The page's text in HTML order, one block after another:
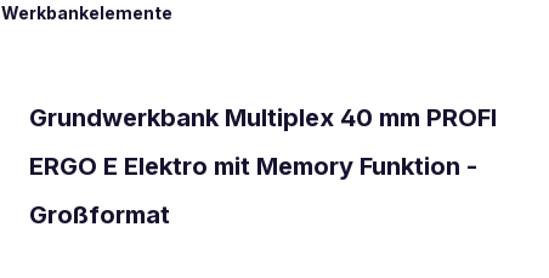
Werkbankelemente
Grundwerkbank Multiplex 40 mm PROFI
ERGO E Elektro mit Memory Funktion -
Großformat